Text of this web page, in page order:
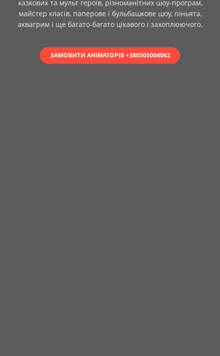
казкових та мульт героїв, різноманітних шоу-програм,
майстер класів, паперове і бульбашкове шоу, піньята,
аквагрим і ще багато-багато цікавого і захоплюючого.
ЗАМОВИТИ АНІМАТОРІВ +380505004062